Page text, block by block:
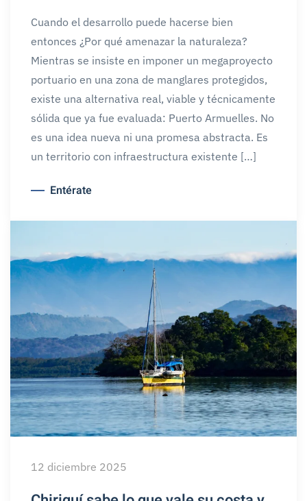
Cuando el desarrollo puede hacerse bien
entonces ¿Por qué amenazar la naturaleza?
Mientras se insiste en imponer un megaproyecto
portuario en una zona de manglares protegidos,
existe una alternativa real, viable y técnicamente
sólida que ya fue evaluada: Puerto Armuelles. No
es una idea nueva ni una promesa abstracta. Es
un territorio con infraestructura existente […]
Entérate
12 diciembre 2025